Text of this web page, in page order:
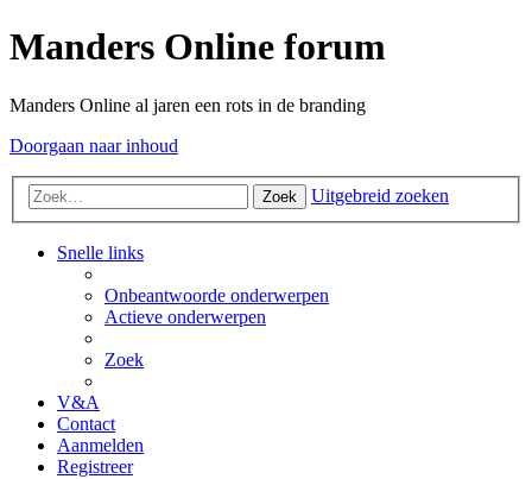
Manders Online forum
Manders Online al jaren een rots in de branding
Doorgaan naar inhoud
Zoek Uitgebreid zoeken
Snelle links
Onbeantwoorde onderwerpen
Actieve onderwerpen
Zoek
V&A
Contact
Aanmelden
Registreer